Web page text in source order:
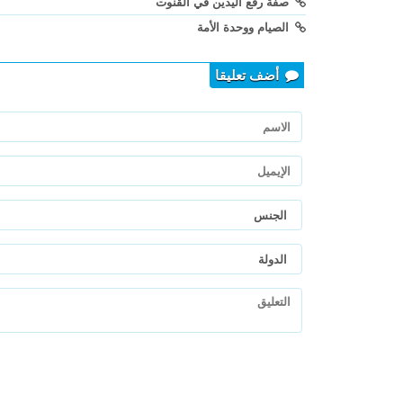
الصيام ووحدة الأمة
أضف تعليقا